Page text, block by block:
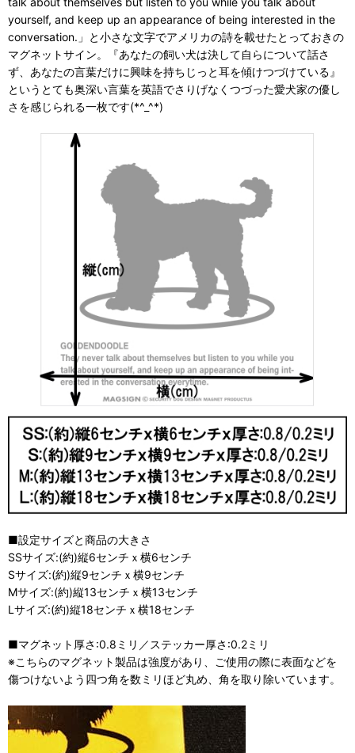
yourself, and keep up an appearance of being interested in the
conversation.」と小さな文字でアメリカの詩を載せたとっておきの
マグネットサイン。『あなたの飼い犬は決して自らについて話さ
ず、あなたの言葉だけに興味を持ちじっと耳を傾けつづけている』
というとても奥深い言葉を英語でさりげなくつづった愛犬家の優し
さを感じられる一枚です(*^_^*)
■設定サイズと商品の大きさ
SSサイズ:(約)縦6センチｘ横6センチ
Sサイズ:(約)縦9センチｘ横9センチ
Mサイズ:(約)縦13センチｘ横13センチ
Lサイズ:(約)縦18センチｘ横18センチ
■マグネット厚さ:0.8ミリ／ステッカー厚さ:0.2ミリ
※こちらのマグネット製品は強度があり、ご使用の際に表面などを
傷つけないよう四つ角を数ミリほど丸め、角を取り除いています。